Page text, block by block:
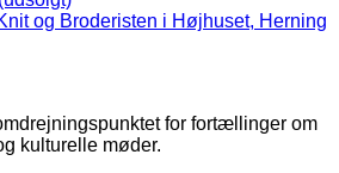
og Broderisten i Højhuset, Herning
for fortællinger om
kulturelle møder.